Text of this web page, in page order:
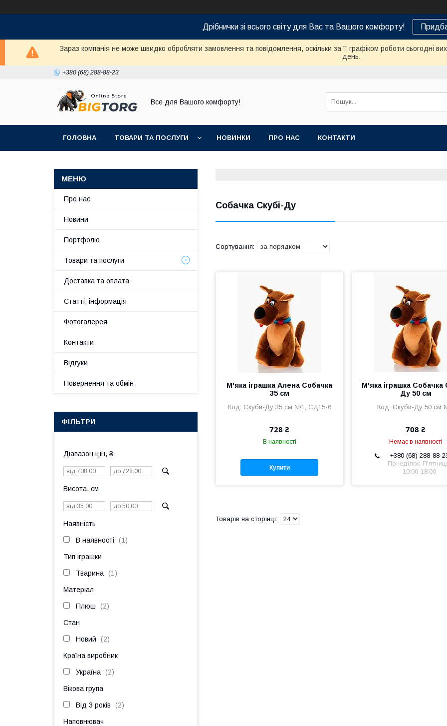
Дрібнички зі всього світу для Вас та Вашого комфорту!
Зараз компанія не може швидко обробляти замовлення та повідомлення, оскільки за її графіком роботи сьогодні
день.
+380 (68) 288-88-23
Все для Вашого комфорту!
ГОЛОВНА ТОВАРИ ТА ПОСЛУГИ НОВИНКИ ПРО НАС КОНТАКТИ
Собачка Скубі-Ду
М'яка іграшка Алена Собачка
35 см
Скуби-Ду 35 см №1, СД15-6
728 ₴
В наявності
Купити
М'яка іграшка Собачка
Ду 50 см
Скуби-Ду 50 см
708 ₴
Немає в наявності
+380 (68) 288-88-
Понеділок-
10:00-18:00
Про нас
Новини
Портфоліо
Товари та послуги
Доставка та оплата
Статті, інформація
Фотогалерея
Контакти
Відгуки
Повернення та обмін
ФІЛЬТРИ
Діапазон цін, ₴
Висота, см
Наявність
В наявності 1
Тип іграшки
Тварина 1
Матеріал
Плюш 2
Стан
Новий 2
Країна виробник
Україна 2
Вікова група
Від 3 років 2
Наповнювач